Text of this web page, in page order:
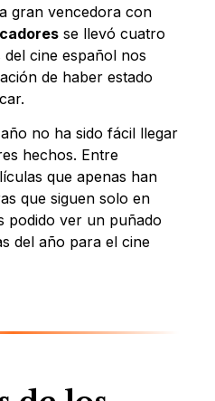
gran vencedora con
se llevó cuatro
cine español nos
de haber estado
no ha sido fácil llegar
hechos. Entre
que apenas han
que siguen solo en
podido ver un puñado
del año para el cine